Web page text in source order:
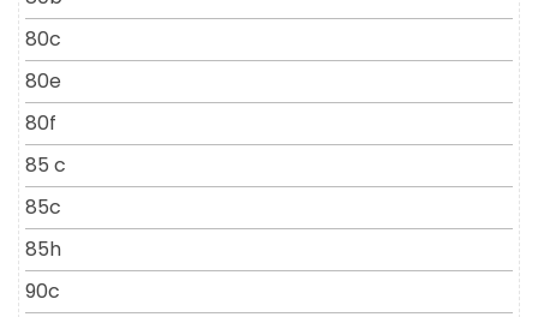
80c
80e
80f
85 c
85c
85h
90c